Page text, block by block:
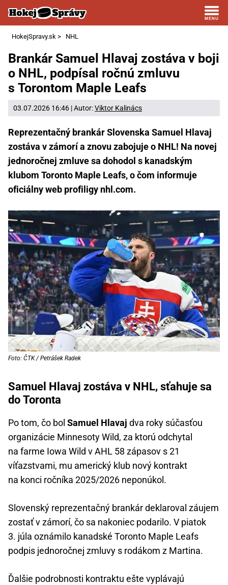
HokejSpravy.sk > NHL
Brankár Samuel Hlavaj zostáva v boji
o NHL, podpísal ročnú zmluvu
s Torontom Maple Leafs
03.07.2026 16:46 | Autor:Viktor Kalinács
Reprezentačný brankár Slovenska Samuel Hlavaj
zostáva v zámorí a znovu zabojuje o NHL! Na novej
jednoročnej zmluve sa dohodol s kanadským
klubom Toronto Maple Leafs, o čom informuje
oficiálny web profiligy nhl.com.
Foto: ČTK / Petrášek Radek
Samuel Hlavaj zostáva v NHL, sťahuje sa
do Toronta
Po tom, čo bol Samuel Hlavaj dva roky súčasťou
organizácie Minnesoty Wild, za ktorú odchytal
na farme Iowa Wild v AHL 58 zápasov s 21
víťazstvami, mu americký klub nový kontrakt
na konci ročníka 2025/2026 neponúkol.
Slovenský reprezentačný brankár deklaroval záujem
zostať v zámorí, čo sa nakoniec podarilo. V piatok
3. júla oznámilo kanadské Toronto Maple Leafs
podpis jednoročnej zmluvy s rodákom z Martina.
Ďalšie podrobnosti kontraktu ešte vyplávajú